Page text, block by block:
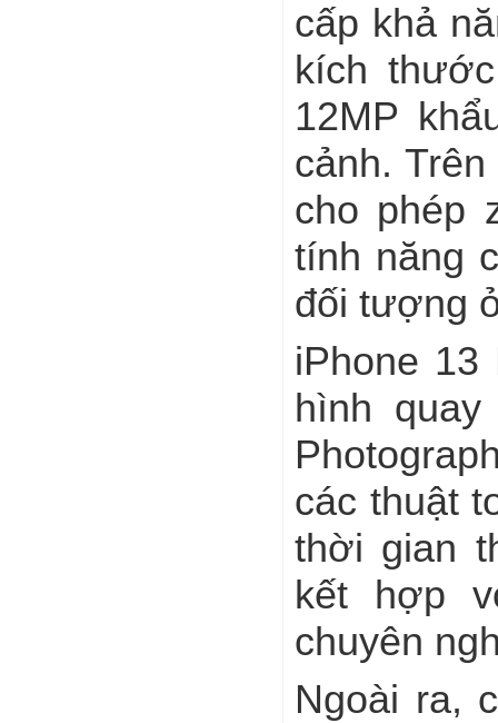
cấp khả
kích
12MP
cảnh.
cho phép
tính năng
đối tượng
iPhone
hình
các thuật
thời gian
kết hợp
chuyên
Ngoài ra,